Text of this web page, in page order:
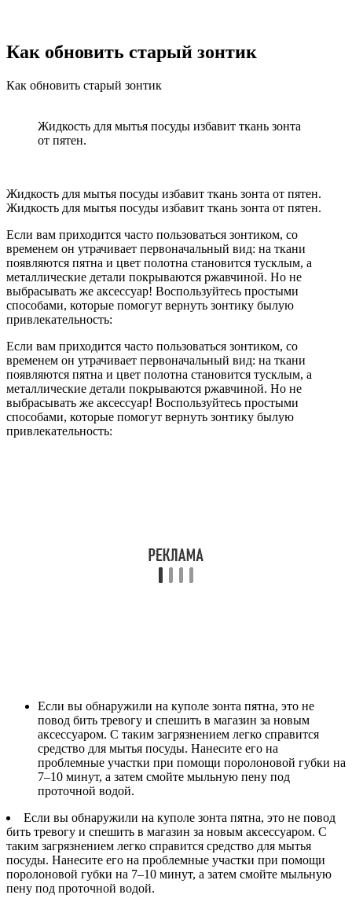
Как обновить старый зонтик
Как обновить старый зонтик
Жидкость для мытья посуды избавит ткань зонта
от пятен.
Жидкость для мытья посуды избавит ткань зонта от пятен.
Жидкость для мытья посуды избавит ткань зонта от пятен.
Если вам приходится часто пользоваться зонтиком, со
временем он утрачивает первоначальный вид: на ткани
появляются пятна и цвет полотна становится тусклым, а
металлические детали покрываются ржавчиной. Но не
выбрасывать же аксессуар! Воспользуйтесь простыми
способами, которые помогут вернуть зонтику былую
привлекательность:
Если вам приходится часто пользоваться зонтиком, со
временем он утрачивает первоначальный вид: на ткани
появляются пятна и цвет полотна становится тусклым, а
металлические детали покрываются ржавчиной. Но не
выбрасывать же аксессуар! Воспользуйтесь простыми
способами, которые помогут вернуть зонтику былую
привлекательность:
Если вы обнаружили на куполе зонта пятна, это не
повод бить тревогу и спешить в магазин за новым
аксессуаром. С таким загрязнением легко справится
средство для мытья посуды. Нанесите его на
проблемные участки при помощи поролоновой губки на
7–10 минут, а затем смойте мыльную пену под
проточной водой.
Если вы обнаружили на куполе зонта пятна, это не повод
бить тревогу и спешить в магазин за новым аксессуаром. С
таким загрязнением легко справится средство для мытья
посуды. Нанесите его на проблемные участки при помощи
поролоновой губки на 7–10 минут, а затем смойте мыльную
пену под проточной водой.